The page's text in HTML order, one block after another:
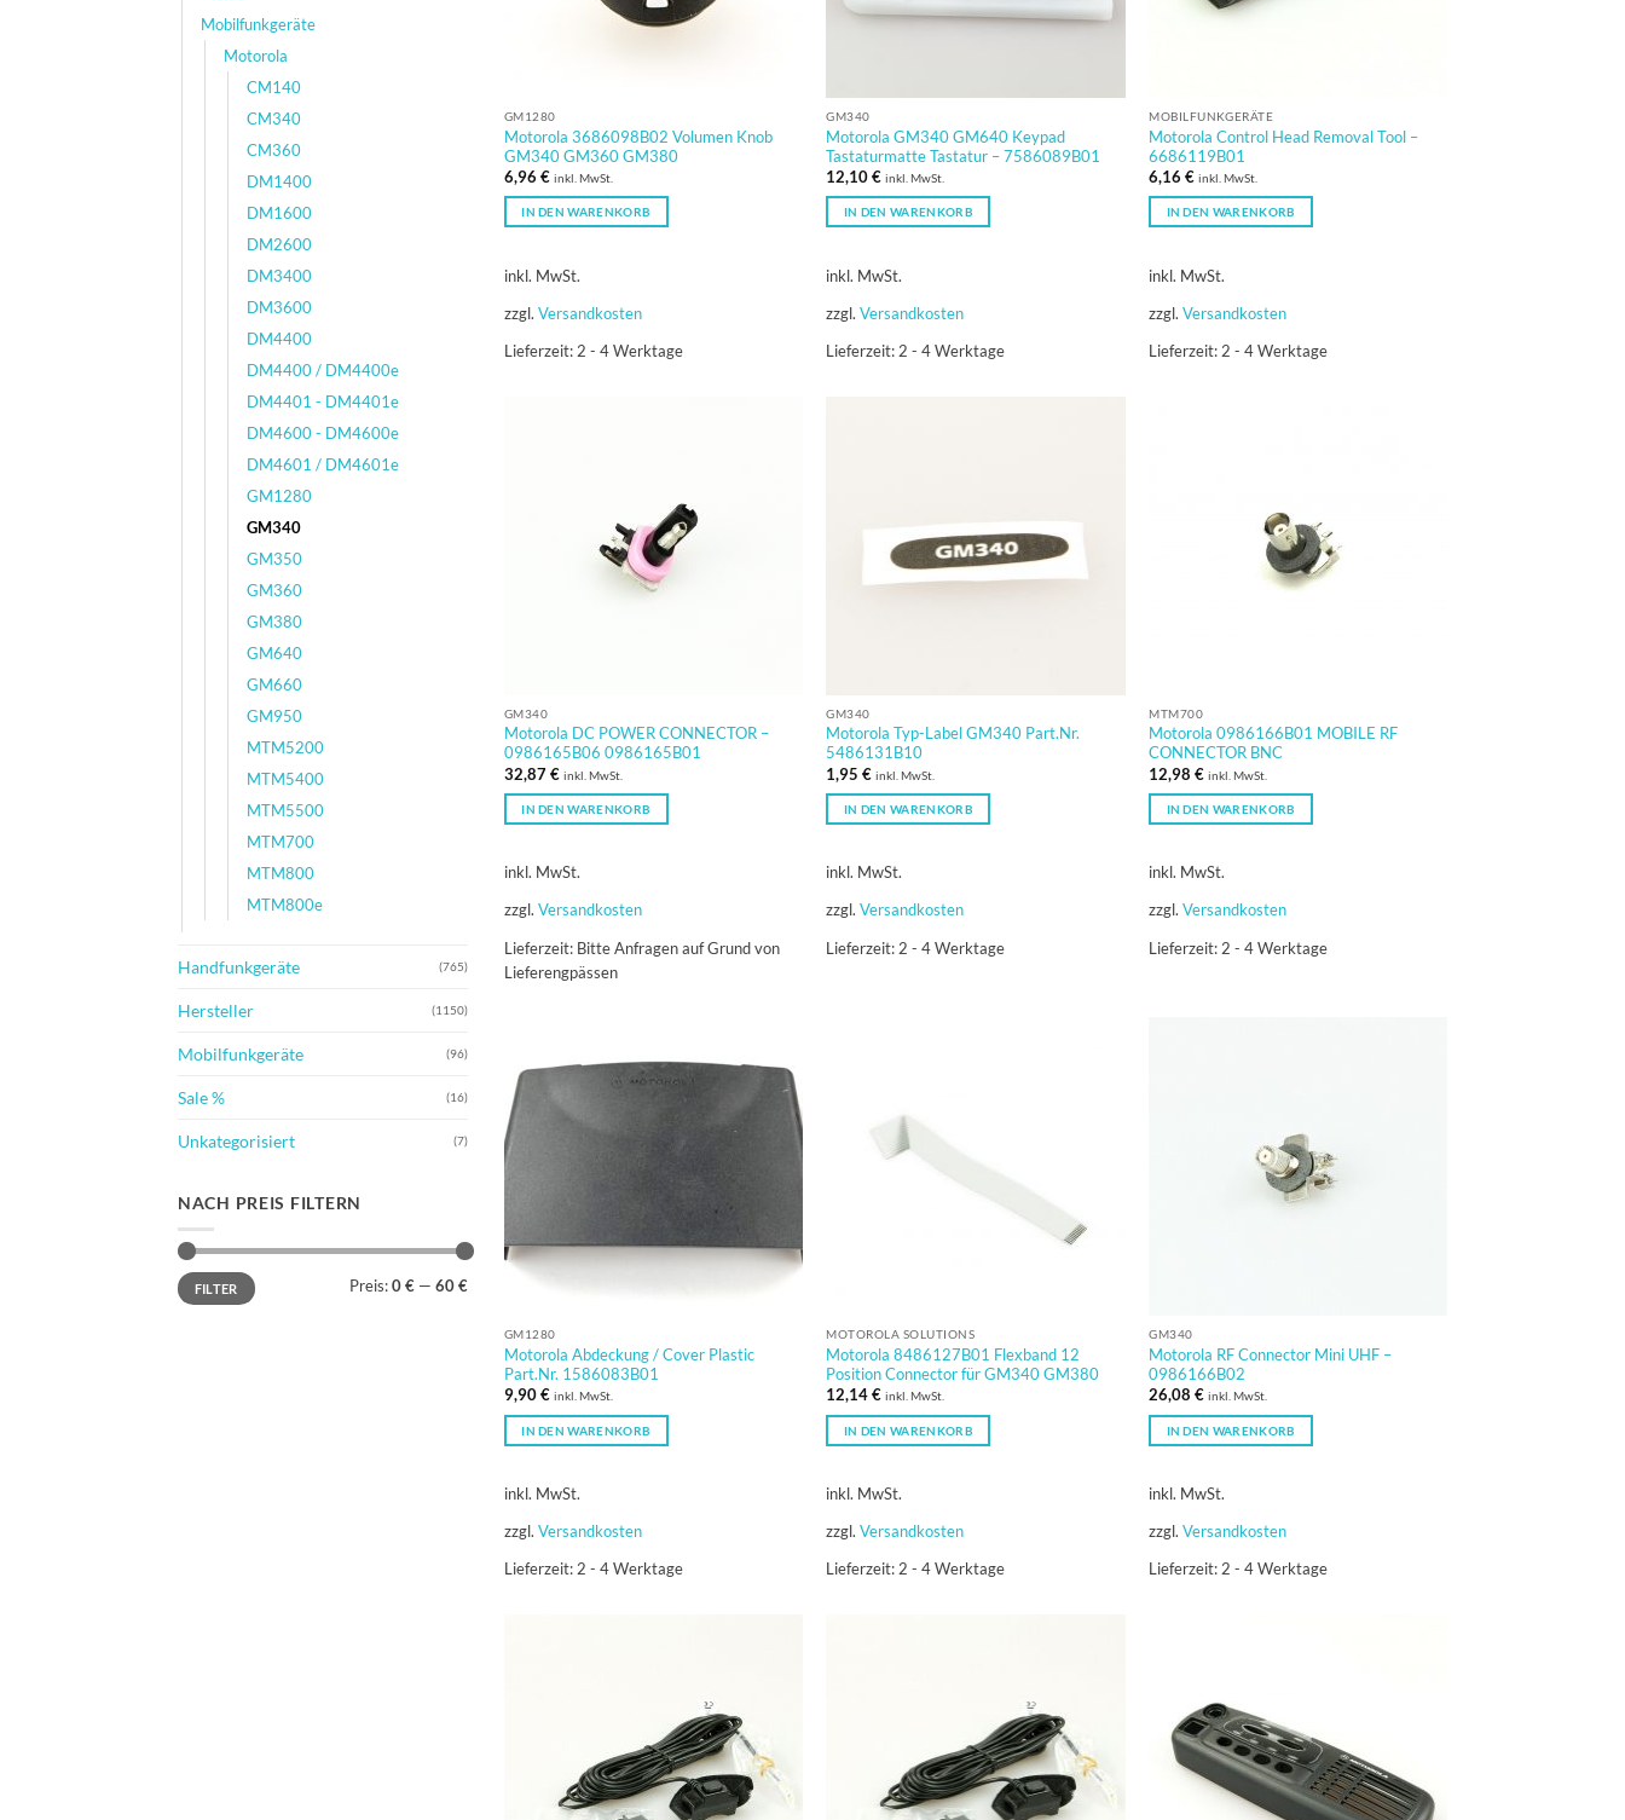
Mobilfunkgeräte
Motorola
CM140
CM340
CM360
DM1400
DM1600
DM2600
DM3400
DM3600
DM4400
DM4400 / DM4400e
DM4401 - DM4401e
DM4600 - DM4600e
DM4601 / DM4601e
GM1280
GM340
GM350
GM360
GM380
GM640
GM660
GM950
MTM5200
MTM5400
MTM5500
MTM700
MTM800
MTM800e
Handfunkgeräte (765)
Hersteller (1150)
Mobilfunkgeräte (96)
Sale % (16)
Unkategorisiert (7)
NACH PREIS FILTERN
Min.
Preis
Max.
PreisFILTER Preis: 0 € — 60 €
GM1280
Motorola 3686098B02 Volumen Knob
GM340 GM360 GM380
6,96 € inkl. MwSt.
IN DEN WARENKORB
inkl. MwSt.
zzgl. Versandkosten
Lieferzeit: 2 - 4 Werktage
GM340
Motorola GM340 GM640 Keypad
Tastaturmatte Tastatur – 7586089B01
12,10€ inkl. MwSt.
IN DEN WARENKORB
inkl. MwSt.
zzgl.Versandkosten
Lieferzeit: 2 - 4 Werktage
MOBILFUNKGERÄTE
Motorola Control Head Removal Tool –
6686119B01
6,16€ inkl. MwSt.
IN DEN WARENKORB
inkl. MwSt.
zzgl.Versandkosten
Lieferzeit: 2 - 4 Werktage
GM340
Motorola DC POWER CONNECTOR –
0986165B06 0986165B01
32,87€ inkl. MwSt.
IN DEN WARENKORB
inkl. MwSt.
zzgl. Versandkosten
Lieferzeit: Bitte Anfragen auf Grund von
Lieferengpässen
GM340
Motorola Typ-Label GM340 Part.Nr.
5486131B10
1,95€ inkl. MwSt.
IN DEN WARENKORB
inkl. MwSt.
zzgl.Versandkosten
Lieferzeit: 2 - 4 Werktage
MTM700
Motorola 0986166B01 MOBILE RF
CONNECTOR BNC
12,98€ inkl. MwSt.
IN DEN WARENKORB
inkl. MwSt.
zzgl.Versandkosten
Lieferzeit: 2 - 4 Werktage
GM1280
Motorola Abdeckung / Cover Plastic
Part.Nr. 1586083B01
9,90€ inkl. MwSt.
IN DEN WARENKORB
inkl. MwSt.
zzgl. Versandkosten
Lieferzeit:2 - 4 Werktage
MOTOROLA SOLUTIONS
Motorola 8486127B01 Flexband 12
Position Connector für GM340 GM380
12,14€ inkl. MwSt.
IN DEN WARENKORB
inkl. MwSt.
zzgl.Versandkosten
Lieferzeit:2 - 4 Werktage
GM340
Motorola RF Connector Mini UHF –
0986166B02
26,08€ inkl. MwSt.
IN DEN WARENKORB
inkl. MwSt.
zzgl.Versandkosten
Lieferzeit:2 - 4 Werktage